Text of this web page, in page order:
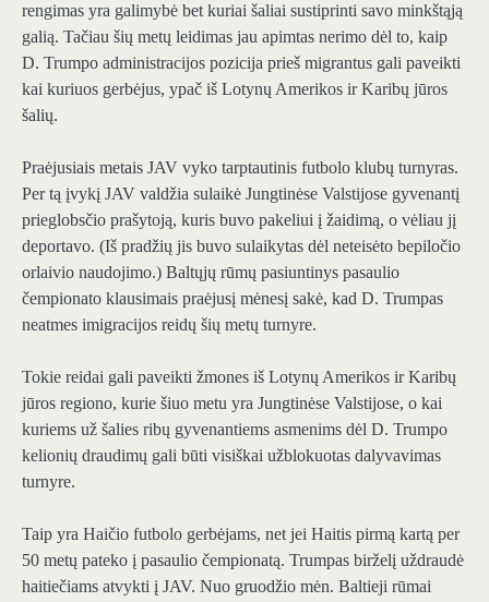
rengimas yra galimybė bet kuriai šaliai sustiprinti savo minkštąją
galią. Tačiau šių metų leidimas jau apimtas nerimo dėl to, kaip
D. Trumpo administracijos pozicija prieš migrantus gali paveikti
kai kuriuos gerbėjus, ypač iš Lotynų Amerikos ir Karibų jūros
šalių.
Praėjusiais metais JAV vyko tarptautinis futbolo klubų turnyras.
Per tą įvykį JAV valdžia sulaikė Jungtinėse Valstijose gyvenantį
prieglobsčio prašytoją, kuris buvo pakeliui į žaidimą, o vėliau jį
deportavo. (Iš pradžių jis buvo sulaikytas dėl neteisėto bepiločio
orlaivio naudojimo.) Baltųjų rūmų pasiuntinys pasaulio
čempionato klausimais praėjusį mėnesį sakė, kad D. Trumpas
neatmes imigracijos reidų šių metų turnyre.
Tokie reidai gali paveikti žmones iš Lotynų Amerikos ir Karibų
jūros regiono, kurie šiuo metu yra Jungtinėse Valstijose, o kai
kuriems už šalies ribų gyvenantiems asmenims dėl D. Trumpo
kelionių draudimų gali būti visiškai užblokuotas dalyvavimas
turnyre.
Taip yra Haičio futbolo gerbėjams, net jei Haitis pirmą kartą per
50 metų pateko į pasaulio čempionatą. Trumpas birželį uždraudė
haitiečiams atvykti į JAV. Nuo gruodžio mėn. Baltieji rūmai